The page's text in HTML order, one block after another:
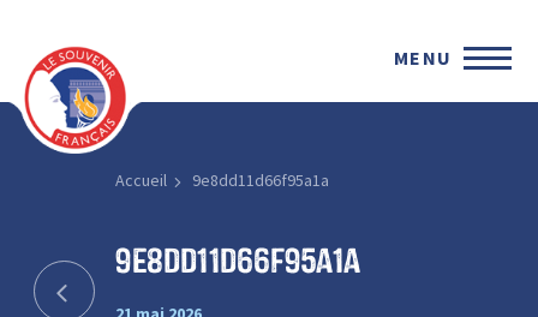
MENU
Accueil 9e8dd11d66f95a1a
9e8dd11d66f95a1a